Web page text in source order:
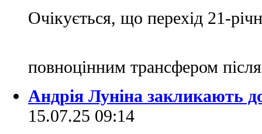
Очікується, що перехід 21-
повноцінним трансфером
Андрія Луніна закликають
15.07.25 09:14